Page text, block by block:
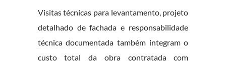
Visitas técnicas para levantamento, projeto
detalhado de fachada e responsabilidade
técnica documentada também integram o
custo total da obra contratada com